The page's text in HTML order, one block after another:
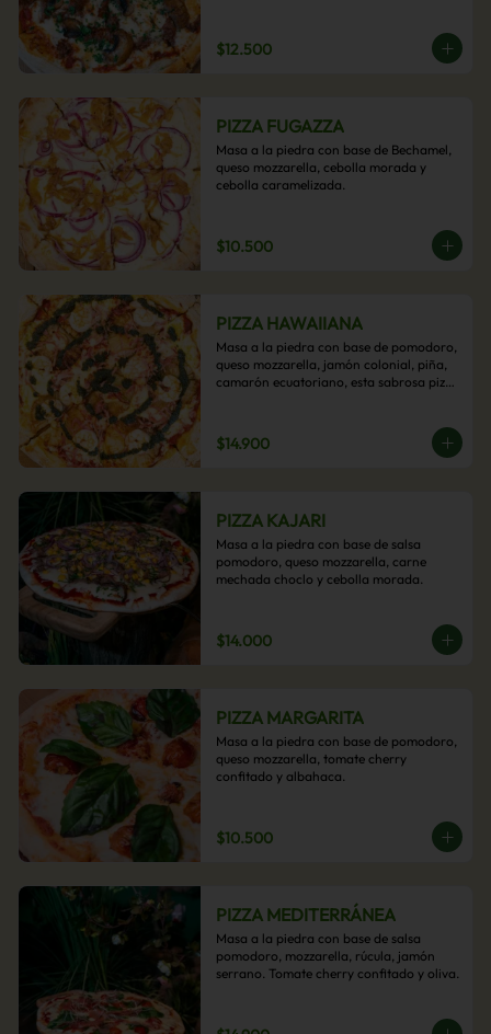
$12.500
PIZZA FUGAZZA
Masa a la piedra con base de Bechamel,
queso mozzarella, cebolla morada y
cebolla caramelizada.
$10.500
PIZZA HAWAIIANA
Masa a la piedra con base de pomodoro,
queso mozzarella, jamón colonial, piña,
camarón ecuatoriano, esta sabrosa pizza
$14.900
PIZZA KAJARI
Masa a la piedra con base de salsa
pomodoro, queso mozzarella, carne
mechada choclo y cebolla morada.
$14.000
PIZZA MARGARITA
Masa a la piedra con base de pomodoro,
queso mozzarella, tomate cherry
confitado y albahaca.
$10.500
PIZZA MEDITERRÁNEA
Masa a la piedra con base de salsa
pomodoro, mozzarella, rúcula, jamón
serrano. Tomate cherry confitado y oliva.